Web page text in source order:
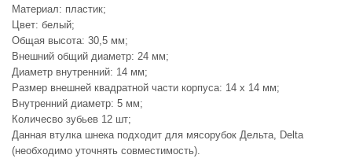
Материал: пластик;
Цвет: белый;
Общая высота: 30,5 мм;
Внешний общий диаметр: 24 мм;
Диаметр внутренний: 14 мм;
Размер внешней квадратной части корпуса: 14 х 14 мм;
Внутренний диаметр: 5 мм;
Количесво зубьев 12 шт;
Данная втулка шнека подходит для мясорубок Дельта, Delta
(необходимо уточнять совместимость).